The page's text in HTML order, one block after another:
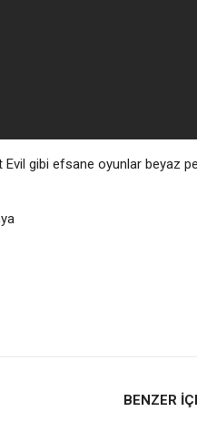
gibi efsane oyunlar beyaz
BENZER